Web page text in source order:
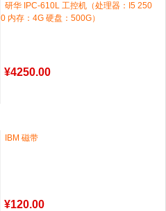
研华 IPC-610L 工控机（处理器：I5 250
0 内存：4G 硬盘：500G）
¥4250.00
IBM 磁带
¥120.00